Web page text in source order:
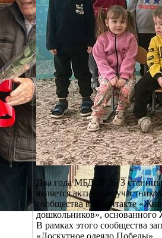
Два года МБДОУ № 3 станицы
является активным
сообщества в ВКонтакте
дошкольников», основанного
В рамках этого сообщества